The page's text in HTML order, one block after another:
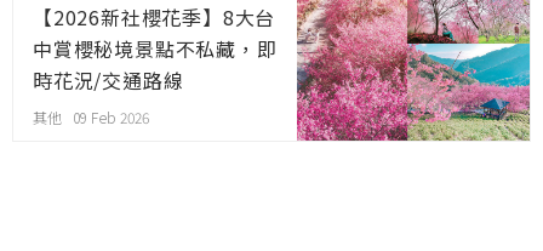
【2026新社櫻花季】8大台
中賞櫻秘境景點不私藏，即
時花況/交通路線
其他 09 Feb 2026